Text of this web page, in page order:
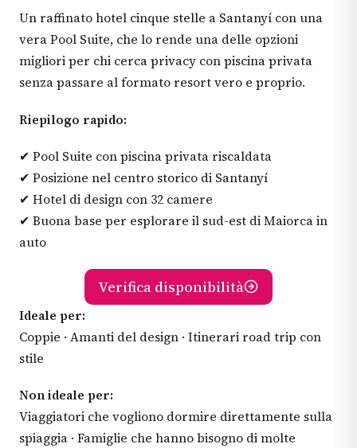
Un raffinato hotel cinque stelle a Santanyí con una
vera Pool Suite, che lo rende una delle opzioni
migliori per chi cerca privacy con piscina privata
senza passare al formato resort vero e proprio.
Riepilogo rapido:
✔ Pool Suite con piscina privata riscaldata
✔ Posizione nel centro storico di Santanyí
✔ Hotel di design con 32 camere
✔ Buona base per esplorare il sud-est di Maiorca in
auto
Verifica disponibilità
Ideale per:
Coppie · Amanti del design · Itinerari road trip con
stile
Non ideale per:
Viaggiatori che vogliono dormire direttamente sulla
spiaggia · Famiglie che hanno bisogno di molte